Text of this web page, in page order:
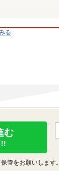
る
む
!!
管をお願いします。